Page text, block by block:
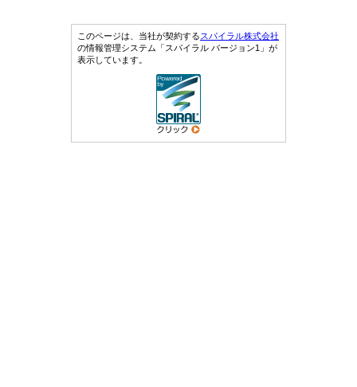
このページは、当社が契約するスパイラル株式会社
の情報管理システム「スパイラル バージョン1」が
表示しています。